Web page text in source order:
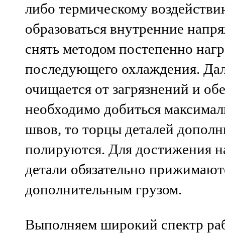
либо термическому
образоваться внутренние
снять методом постепенно
последующего охлаждения.
очищается от загрязнений и
необходимо добиться
швов, то торцы деталей
полируются. Для достижения
детали обязательно
дополнительным грузом.
Выполняем широкий спектр